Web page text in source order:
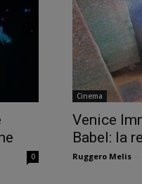
0
Cinema
Venice
Babel: la
Ruggero Melis